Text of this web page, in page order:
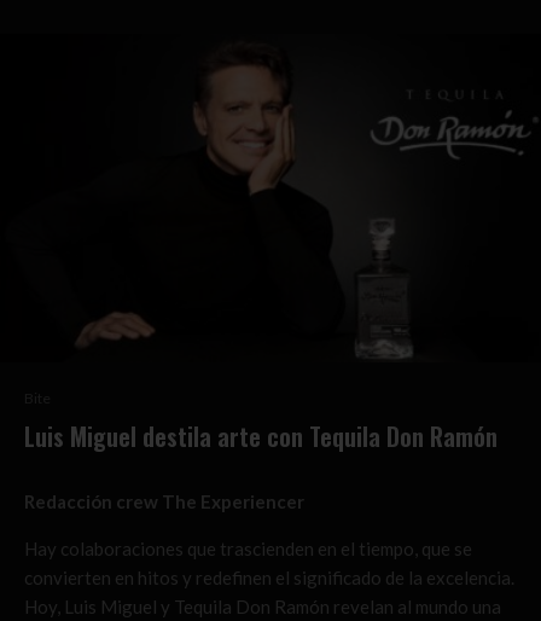
Luis Miguel destila arte con Tequila Don Ramón
Redacción crew The Experiencer
Hay colaboraciones que trascienden en el tiempo, que se
convierten en hitos y redefinen el significado de la excelencia.
Hoy, Luis Miguel y Tequila Don Ramón revelan al mundo una